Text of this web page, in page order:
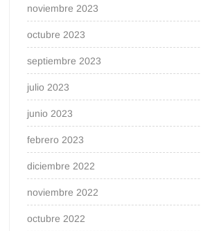
noviembre 2023
octubre 2023
septiembre 2023
julio 2023
junio 2023
febrero 2023
diciembre 2022
noviembre 2022
octubre 2022